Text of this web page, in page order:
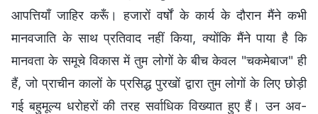
आपत्तियाँ जाहिर करूँ। हजारों वर्षों के कार्य के दौरान मैंने कभी
मानवजाति के साथ प्रतिवाद नहीं किया, क्योंकि मैंने पाया है कि
मानवता के समूचे विकास में तुम लोगों के बीच केवल "चकमेबाज" ही
हैं, जो प्राचीन कालों के प्रसिद्ध पुरखों द्वारा तुम लोगों के लिए छोड़ी
गई बहुमूल्य धरोहरों की तरह सर्वाधिक विख्यात हुए हैं। उन अव-